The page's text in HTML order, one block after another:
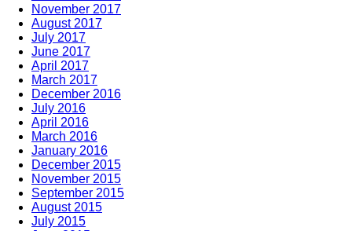
November 2017
August 2017
July 2017
June 2017
April 2017
March 2017
December 2016
July 2016
April 2016
March 2016
January 2016
December 2015
November 2015
September 2015
August 2015
July 2015